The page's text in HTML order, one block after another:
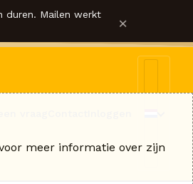
duren. Mailen werkt ×
meer informatie over zijn